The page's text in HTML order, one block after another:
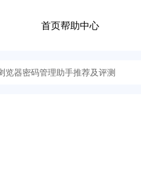
首页帮助中心
览器密码管理助手推荐及评测